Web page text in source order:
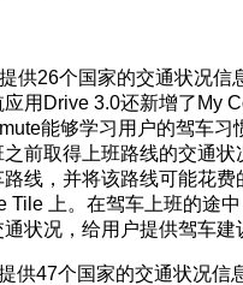
供26个国家的交通状况信
用Drive 3.0还新增了My
能够学习用户的驾车习
前取得上班路线的交通状
路线，并将该路线可能花费
Tile 上。在驾车上班的途
状况，给用户提供驾车建
供47个国家的交通状况信